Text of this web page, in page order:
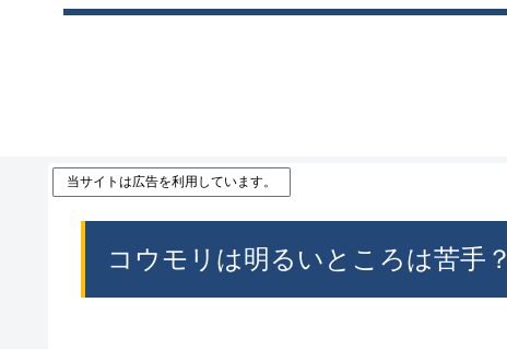
当サイトは広告を利用しています。
コウモリは明るいところは苦手？